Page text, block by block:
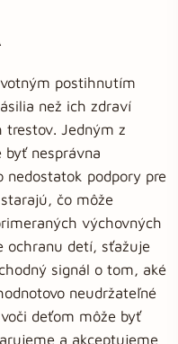
postihnutím
než ich zdraví
trestov. Jedným z
byť nesprávna
nedostatok podpory pre
čo môže
výchovných
ochranu detí, sťažuje
signál o tom, aké
neudržateľné
deťom môže byť
a akceptujeme